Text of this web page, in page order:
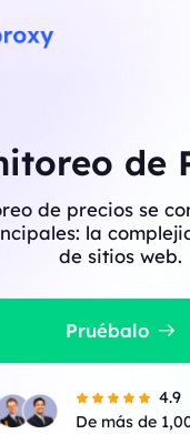
de
de precios se
la
de sitios web.
Pruébalo
4.9
De más de